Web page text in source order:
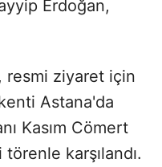
Erdoğan,
resmi ziyaret için
Astana'da
Kasım Cömert
karşılandı.